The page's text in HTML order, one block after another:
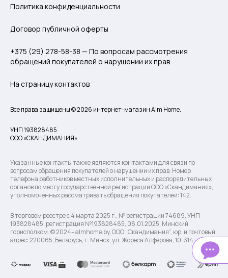
Политика конфиденциальности
Договор публичной оферты
+375 (29) 278-58-38 — По вопросам рассмотрения
обращений покупателей о нарушении их прав
На страницу контактов
Все права защищены © 2026 интернет-магазин Alm Home.
УНП 193828485
ООО «СКАНДИМАНИЯ»
Указанные контакты также являются контактами для связи по
вопросам обращения покупателей о нарушении их прав. Номер
телефона работников местных исполнительных и распорядительных
органов по месту государственной регистрации ООО «Скандимания»,
уполномоченных рассматривать обращения покупателей: 142.
В торговом реестре с 4 марта 2025 г., № регистрации 74689, УНП
193828485, регистрация №193828485, 08.01.2025, Минский
горисполком. © 2024– almhome.by, ООО “Скандимания”, юр. и почтовый
адрес: 220065, Беларусь, г. Минск, ул. Жореса Алфёрова, 10-314